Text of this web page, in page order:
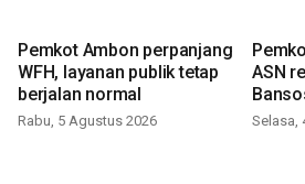
Pemkot Ambon perpanjang
WFH, layanan publik tetap
berjalan normal
Rabu, 5 Agustus 2026
ASN
Selasa,